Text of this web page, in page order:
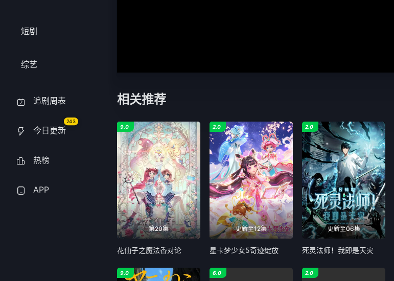
短剧
综艺
追剧周表
今日更新
243
热榜
APP
相关推荐
第20集
9.0
花仙子之魔法香对论
更新至12集
2.0
星卡梦少女5奇迹绽放
更新至06集
2.0
死灵法师！我即是天灾
9.0 6.0 2.0